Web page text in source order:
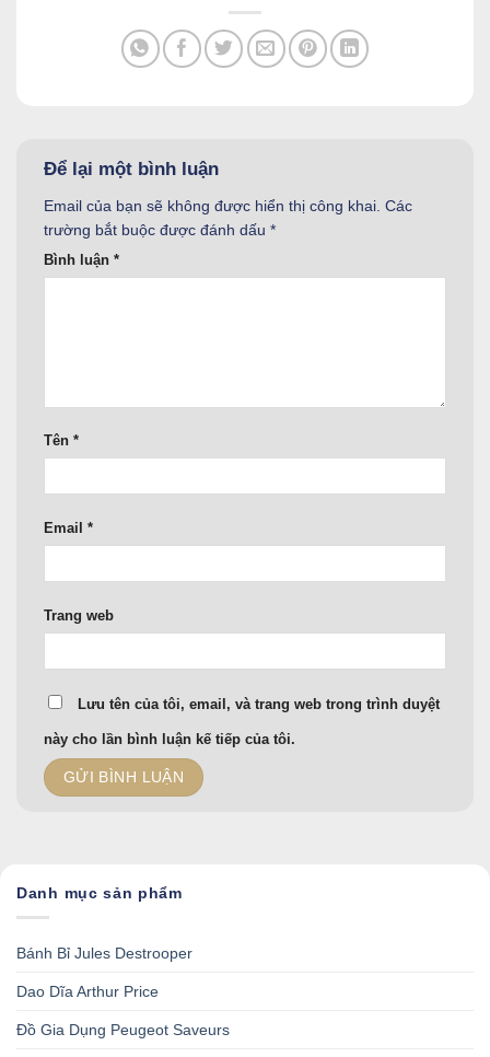
Để lại một bình luận
Email của bạn sẽ không được hiển thị công khai. Các
trường bắt buộc được đánh dấu *
Bình luận *
Tên *
Email *
Trang web
Lưu tên của tôi, email, và trang web trong trình duyệt
này cho lần bình luận kế tiếp của tôi.
Danh mục sản phẩm
Bánh Bỉ Jules Destrooper
Dao Dĩa Arthur Price
Đồ Gia Dụng Peugeot Saveurs